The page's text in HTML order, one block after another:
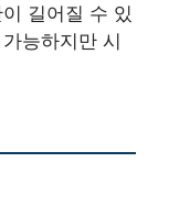
길어질 수 있
능하지만 시